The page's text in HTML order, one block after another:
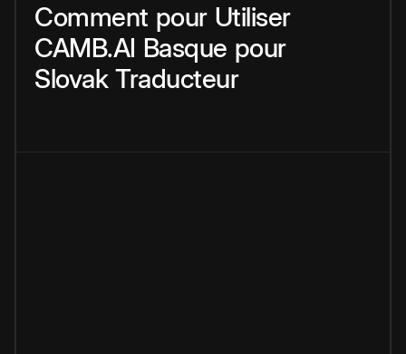
Comment pour Utiliser
CAMB.AI Basque pour
Slovak Traducteur